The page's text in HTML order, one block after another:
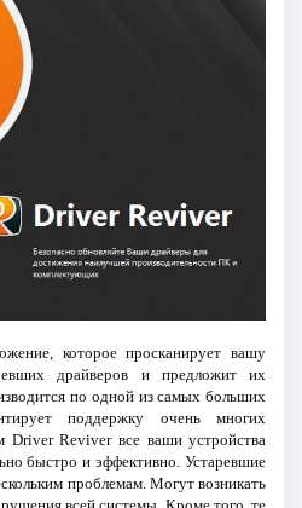
которое просканирует вашу
драйверов и предложит их
по одной из самых больших
поддержку очень многих
Driver Reviver все ваши устройства
быстро и эффективно. Устаревшие
проблемам. Могут возникать